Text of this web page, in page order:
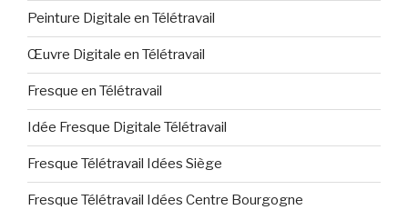
Peinture Digitale en Télétravail
Œuvre Digitale en Télétravail
Fresque en Télétravail
Idée Fresque Digitale Télétravail
Fresque Télétravail Idées Siège
Fresque Télétravail Idées Centre Bourgogne